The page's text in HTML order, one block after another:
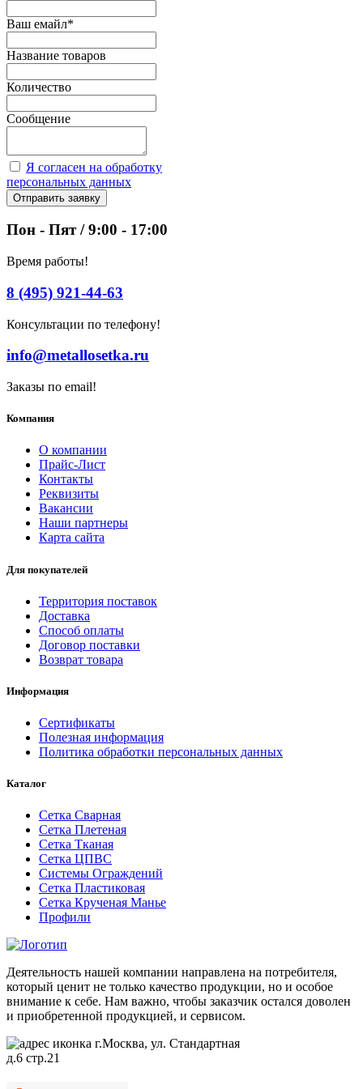
Ваш емайл*
Название товаров
Количество
Сообщение
Я согласен на обработку
персональных данных
Отправить заявку
Пон - Пят / 9:00 - 17:00
Время работы!
8 (495) 921-44-63
Консультации по телефону!
info@metallosetka.ru
Заказы по email!
Компания
О компании
Прайс-Лист
Контакты
Реквизиты
Вакансии
Наши партнеры
Карта сайта
Для покупателей
Территория поставок
Доставка
Способ оплаты
Договор поставки
Возврат товара
Информация
Сертификаты
Полезная информация
Политика обработки персональных данных
Каталог
Сетка Сварная
Сетка Плетеная
Сетка Тканая
Сетка ЦПВС
Системы Ограждений
Сетка Пластиковая
Сетка Крученая Манье
Профили
Деятельность нашей компании направлена на потребителя,
который ценит не только качество продукции, но и особое
внимание к себе. Нам важно, чтобы заказчик остался доволен
и приобретенной продукцией, и сервисом.
г.Москва, ул. Стандартная
д.6 стр.21